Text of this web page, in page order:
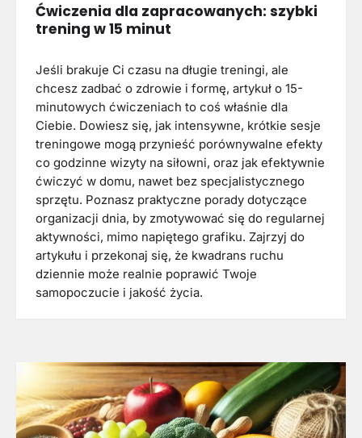
Ćwiczenia dla zapracowanych: szybki
trening w 15 minut
Jeśli brakuje Ci czasu na długie treningi, ale
chcesz zadbać o zdrowie i formę, artykuł o 15-
minutowych ćwiczeniach to coś właśnie dla
Ciebie. Dowiesz się, jak intensywne, krótkie sesje
treningowe mogą przynieść porównywalne efekty
co godzinne wizyty na siłowni, oraz jak efektywnie
ćwiczyć w domu, nawet bez specjalistycznego
sprzętu. Poznasz praktyczne porady dotyczące
organizacji dnia, by zmotywować się do regularnej
aktywności, mimo napiętego grafiku. Zajrzyj do
artykułu i przekonaj się, że kwadrans ruchu
dziennie może realnie poprawić Twoje
samopoczucie i jakość życia.